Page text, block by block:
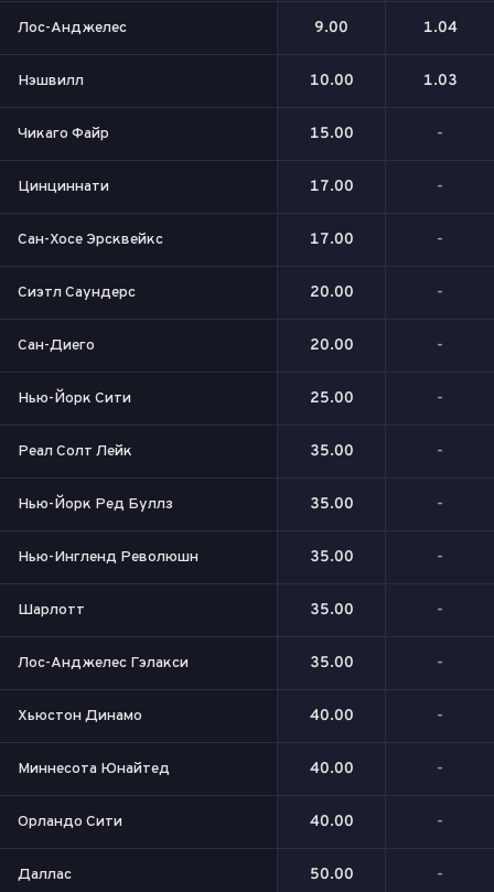
Лос-Анджелес 9.00 1.04
Нэшвилл 10.00 1.03
Чикаго Файр 15.00 -
Цинциннати 17.00 -
Сан-Хосе Эрсквейкс 17.00 -
Сиэтл Саундерс 20.00 -
Сан-Диего 20.00 -
Нью-Йорк Сити 25.00 -
Реал Солт Лейк 35.00 -
Нью-Йорк Ред Буллз 35.00 -
Нью-Ингленд Революшн 35.00 -
Шарлотт 35.00 -
Лос-Анджелес Гэлакси 35.00 -
Хьюстон Динамо 40.00 -
Миннесота Юнайтед 40.00 -
Орландо Сити 40.00 -
Даллас 50.00 -